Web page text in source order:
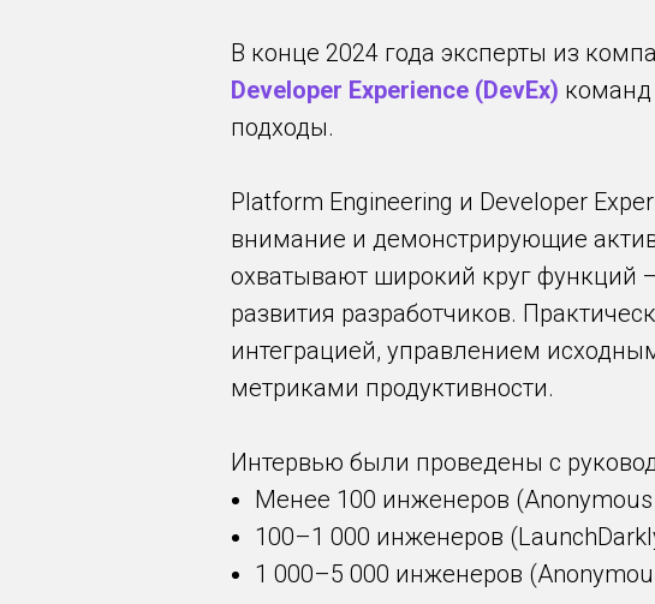
В конце 2024 года эксперты из
Developer Experience (DevEx) команд
подходы.
Platform Engineering и Developer
внимание и демонстрирующие
охватывают широкий круг функций
развития разработчиков.
интеграцией, управлением
метриками продуктивности.
Интервью были проведены с
Менее 100 инженеров (Anonymous
100–1 000 инженеров
1 000–5 000 инженеров